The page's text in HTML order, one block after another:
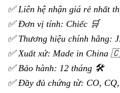
✅ Liên hệ nhận giá rẻ nhất
✅ Đơn vị tính: Chiếc 🛒
✅ Thương hiệu chính hãng:
✅ Xuất xứ: Made in China
✅ Bảo hành: 12 tháng 🛠️
✅ Đầy đủ chứng từ: CO,